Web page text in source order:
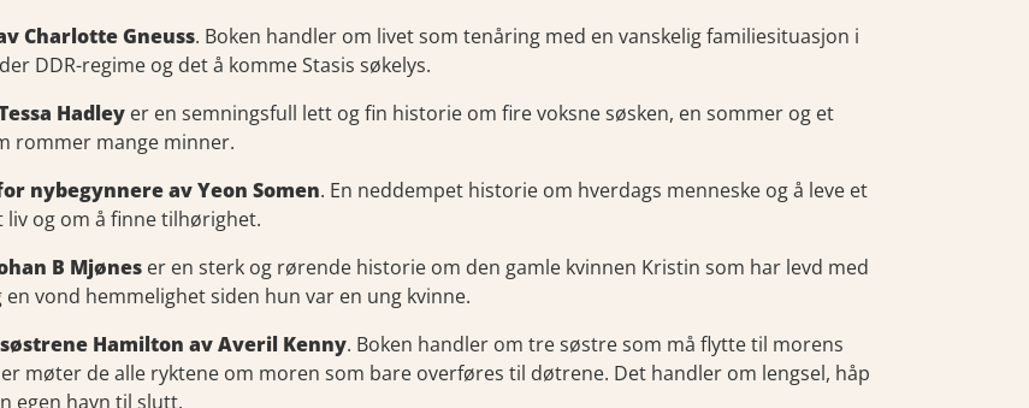
Charlotte Gneuss. Boken handler om livet som tenåring med en vanskelig familiesituasjon i
DDR-regime og det å komme Stasis søkelys.
Hadley er en semningsfull lett og fin historie om fire voksne søsken, en sommer og et
rommer mange minner.
nybegynnere av Yeon Somen. En neddempet historie om hverdags menneske og å leve et
liv og om å finne tilhørighet.
B Mjønes er en sterk og rørende historie om den gamle kvinnen Kristin som har levd med
vond hemmelighet siden hun var en ung kvinne.
Hamilton av Averil Kenny. Boken handler om tre søstre som må flytte til morens
møter de alle ryktene om moren som bare overføres til døtrene. Det handler om lengsel, håp
egen havn til slutt.